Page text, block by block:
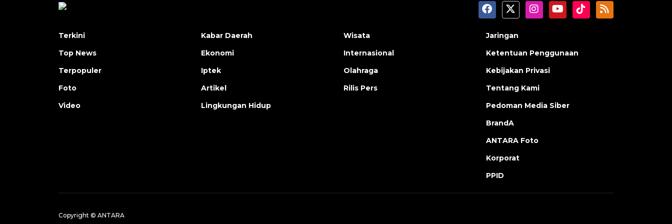
Terkini
Top News
Terpopuler
Foto
Video
Kabar Daerah
Ekonomi
Iptek
Artikel
Lingkungan Hidup
Wisata
Internasional
Olahraga
Rilis Pers
Jaringan
Ketentuan Penggunaan
Kebijakan Privasi
Tentang Kami
Pedoman Media Siber
BrandA
ANTARA Foto
Korporat
PPID
Copyright © ANTARA